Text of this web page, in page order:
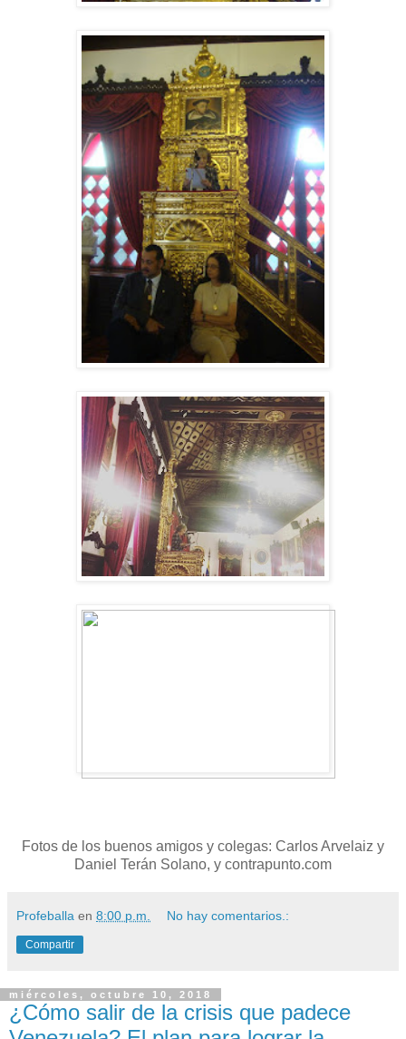
Fotos de los buenos amigos y colegas: Carlos Arvelaiz y
Daniel Terán Solano, y contrapunto.com
Profeballa en 8:00 p.m. No hay comentarios.:
Compartir
miércoles, octubre 10, 2018
¿Cómo salir de la crisis que padece